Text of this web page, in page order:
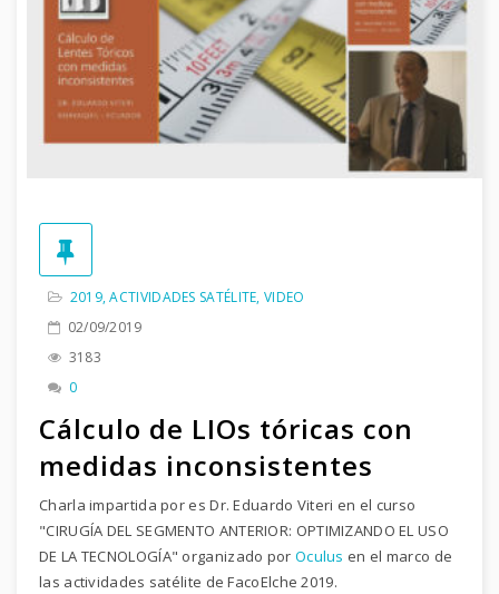
2019,ACTIVIDADES SATÉLITE,VIDEO
02/09/2019
3183
0
Cálculo de LIOs tóricas con
medidas inconsistentes
Charla impartida por es Dr. Eduardo Viteri en el curso
"CIRUGÍA DEL SEGMENTO ANTERIOR: OPTIMIZANDO EL USO
DE LA TECNOLOGÍA" organizado por Oculus en el marco de
las actividades satélite de FacoElche 2019.